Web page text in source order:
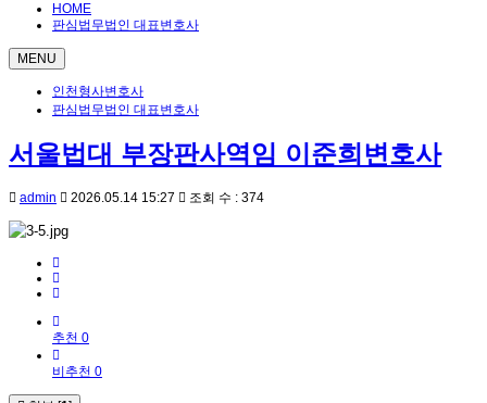
HOME
판심법무법인 대표변호사
MENU
인천형사변호사
판심법무법인 대표변호사
서울법대 부장판사역임 이준희변호사
admin 2026.05.14 15:27 조회 수 : 374
추천 0
비추천 0